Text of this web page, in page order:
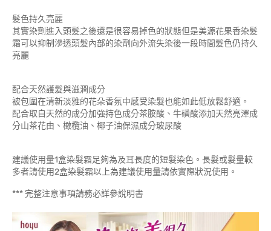
髮色持久亮麗
其實染劑進入頭髮之後還是很容易掉色的狀態但是美源花果香染髮
霜可以抑制滲透頭髮內部的染劑向外流失染後一段時間髮色仍持久
亮麗
配合天然護髮與滋潤成分
被包圍在清新淡雅的花朵香氛中感受染髮也能如此低放鬆舒適。
配合取自天然的成分加強持色成分茶胺酸、牛磺酸添加天然亮澤成
分山茶花由、橄欖油、椰子油保濕成分玻尿酸
建議使用量1盒染髮霜足夠為及耳長度的短髮染色。長髮或髮量較
多者請使用2盒染髮霜以上為建議使用量請依實際狀況使用。
*** 完整注意事項請務必詳參說明書